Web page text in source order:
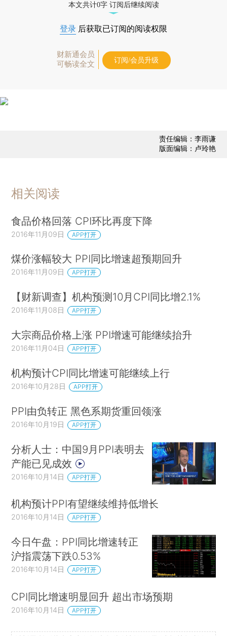
本文共计0字 订阅后继续阅读
登录 后获取已订阅的阅读权限
财新通会员
可畅读全文
订阅/会员升级
责任编辑：李雨谦
版面编辑：卢玲艳
相关阅读
食品价格回落 CPI环比再度下降
2016年11月09日 APP打开
煤价涨幅较大 PPI同比增速超预期回升
2016年11月09日 APP打开
【财新调查】机构预测10月CPI同比增2.1%
2016年11月08日 APP打开
大宗商品价格上涨 PPI增速可能继续抬升
2016年11月04日 APP打开
机构预计CPI同比增速可能继续上行
2016年10月28日 APP打开
PPI由负转正 黑色系期货重回领涨
2016年10月19日 APP打开
分析人士：中国9月PPI表明去
产能已见成效
2016年10月14日 APP打开
机构预计PPI有望继续维持低增长
2016年10月14日 APP打开
今日午盘：PPI同比增速转正
沪指震荡下跌0.53%
2016年10月14日 APP打开
CPI同比增速明显回升 超出市场预期
2016年10月14日 APP打开